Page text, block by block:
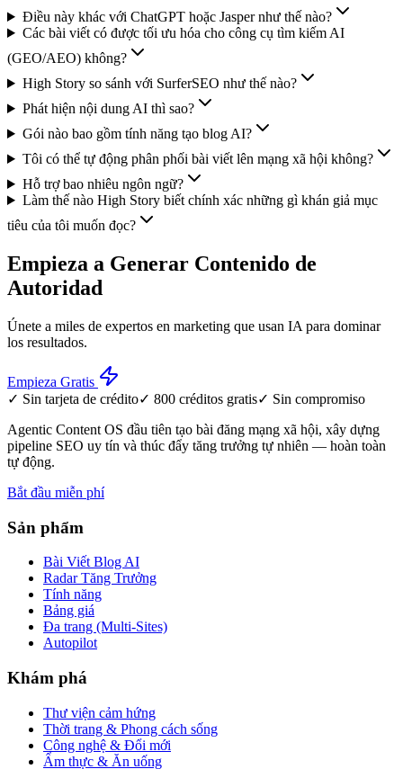
Điều này khác với ChatGPT hoặc Jasper như thế nào?
Các bài viết có được tối ưu hóa cho công cụ tìm kiếm AI
(GEO/AEO) không?
High Story so sánh với SurferSEO như thế nào?
Phát hiện nội dung AI thì sao?
Gói nào bao gồm tính năng tạo blog AI?
Tôi có thể tự động phân phối bài viết lên mạng xã hội không?
Hỗ trợ bao nhiêu ngôn ngữ?
Làm thế nào High Story biết chính xác những gì khán giả mục
tiêu của tôi muốn đọc?
Empieza a Generar Contenido de
Autoridad
Únete a miles de expertos en marketing que usan IA para dominar
los resultados.
Empieza Gratis
✓ Sin tarjeta de crédito✓ 800 créditos gratis✓ Sin compromiso
Agentic Content OS đầu tiên tạo bài đăng mạng xã hội, xây dựng
pipeline SEO uy tín và thúc đẩy tăng trưởng tự nhiên — hoàn toàn
tự động.
Bắt đầu miễn phí
Sản phẩm
Bài Viết Blog AI
Radar Tăng Trưởng
Tính năng
Bảng giá
Đa trang (Multi-Sites)
Autopilot
Khám phá
Thư viện cảm hứng
Thời trang & Phong cách sống
Công nghệ & Đổi mới
Ẩm thực & Ăn uống